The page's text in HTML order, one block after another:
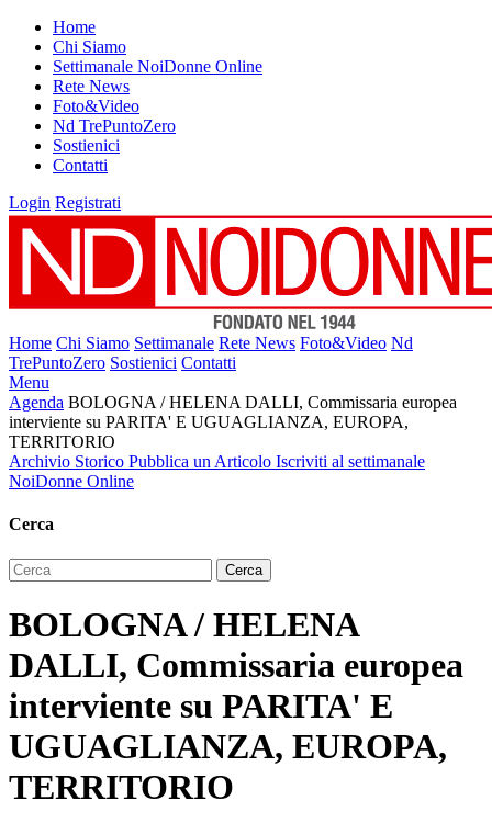
Home
Chi Siamo
Settimanale NoiDonne Online
Rete News
Foto&Video
Nd TrePuntoZero
Sostienici
Contatti
Login Registrati
Home Chi Siamo Settimanale Rete News Foto&Video Nd
TrePuntoZero Sostienici Contatti
Menu
Agenda BOLOGNA / HELENA DALLI, Commissaria europea
interviente su PARITA' E UGUAGLIANZA, EUROPA,
TERRITORIO
Archivio Storico Pubblica un Articolo Iscriviti al settimanale
NoiDonne Online
Cerca
BOLOGNA / HELENA
DALLI, Commissaria europea
interviente su PARITA' E
UGUAGLIANZA, EUROPA,
TERRITORIO